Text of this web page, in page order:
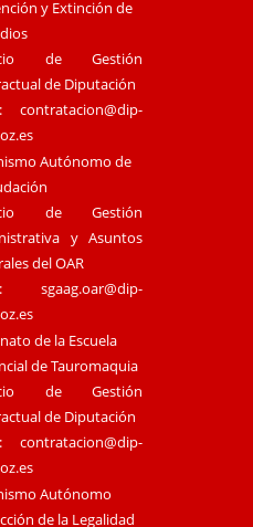
y Extinción de
de Gestión
de Diputación
contratacion@dip-
Autónomo de
de Gestión
y Asuntos
del OAR
sgaag.oar@dip-
de la Escuela
de Tauromaquia
de Gestión
de Diputación
contratacion@dip-
Autónomo
de la Legalidad